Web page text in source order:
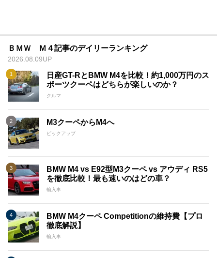
ＢＭＷ Ｍ４記事のデイリーランキング
2026.08.09UP
日産GT-RとBMW M4を比較！約1,000万円のス
ポーツクーペはどちらが楽しいのか？
クルマ
M3クーペからM4へ
ピックアップ
BMW M4 vs E92型M3クーペ vs アウディ RS5
を徹底比較！最も速いのはどの車？
輸入車
BMW M4クーペ Competitionの維持費【プロ
徹底解説】
輸入車